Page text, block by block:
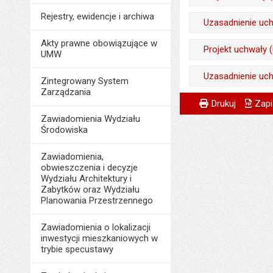
Rejestry, ewidencje i archiwa
Akty prawne obowiązujące w
UMW
Zintegrowany System
Zarządzania
Zawiadomienia Wydziału
Środowiska
Zawiadomienia,
obwieszczenia i decyzje
Wydziału Architektury i
Zabytków oraz Wydziału
Planowania Przestrzennego
Zawiadomienia o lokalizacji
inwestycji mieszkaniowych w
trybie specustawy
Opublikował w BIP:
Data
Liczba pobrań:
Data
Liczba pobrań:
Wytworzył:
Opublikował w BIP:
Data
Liczba pobrań:
Uzasadnienie
Wytworzył:
Data
Projekt uchwały
Wytworzył:
Data wytworzenia:
Opublikował w BIP:
Uzasadnienie
Wytworzył:
Data wytworzenia:
Metryczka
Odpowiedzialny
Powiadom
Drukuj